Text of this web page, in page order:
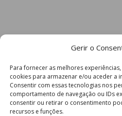
Gerir o
Para fornecer as melhores
cookies para armazenar e/ou aceder a
Consentir com essas tecnologias nos
comportamento de navegação ou IDs
consentir ou retirar o consentimento
recursos e funções.